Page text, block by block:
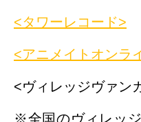
<タワーレコード>
<アニメイトオンラ
<ヴィレッジヴァン
※全国のヴィレッ